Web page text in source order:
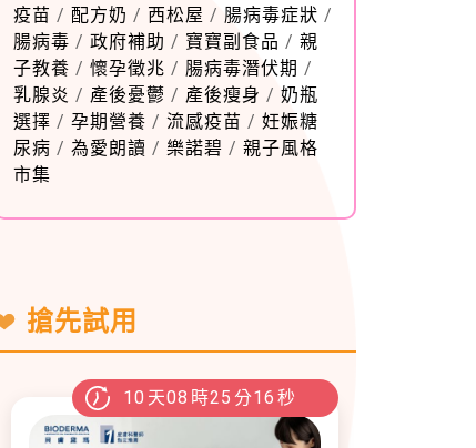
疫苗 / 配方奶 / 西松屋 / 腸病毒症狀 /
腸病毒 / 政府補助 / 寶寶副食品 / 親
子教養 / 懷孕徵兆 / 腸病毒潛伏期 /
乳腺炎 / 產後憂鬱 / 產後瘦身 / 奶瓶
選擇 / 孕期營養 / 流感疫苗 / 妊娠糖
尿病 / 為愛朗讀 / 樂諾碧 / 親子風格
市集
搶先試用
10 天08 時25 分15 秒